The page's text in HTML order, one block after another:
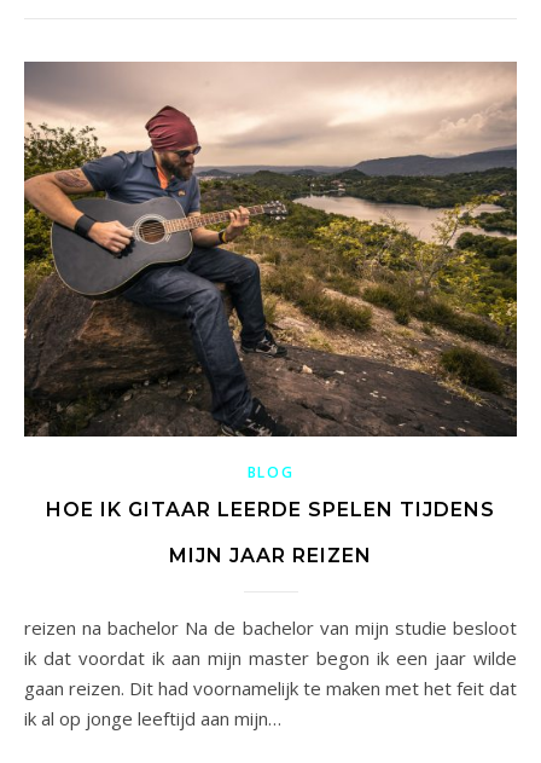
BLOG
HOE IK GITAAR LEERDE SPELEN TIJDENS
MIJN JAAR REIZEN
reizen na bachelor Na de bachelor van mijn studie besloot
ik dat voordat ik aan mijn master begon ik een jaar wilde
gaan reizen. Dit had voornamelijk te maken met het feit dat
ik al op jonge leeftijd aan mijn…